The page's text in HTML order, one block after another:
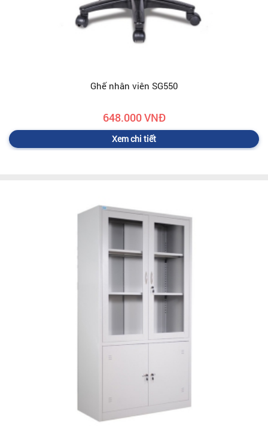
Ghế nhân viên SG550
648.000 VNĐ
Xem chi tiết